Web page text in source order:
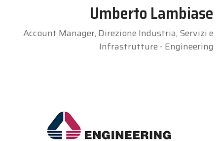
Umberto Lambiase
Account Manager, Direzione Industria, Servizi e
Infrastrutture - Engineering